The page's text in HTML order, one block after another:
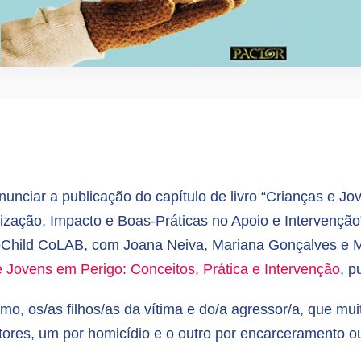
a publicação do capítulo de livro “Crianças e
Impacto e Boas-Práticas no Apoio e
CoLAB, com Joana Neiva, Mariana Gonçalves e
em Perigo: Conceitos, Prática e Intervenção,
os/as filhos/as da vítima e do/a agressor/a, que
um por homicídio e o outro por encarceramento